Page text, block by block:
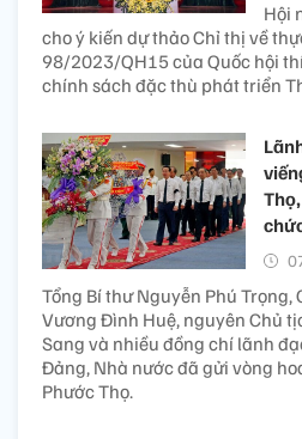
Hội
cho ý kiến dự thảo Chỉ thị về
98/2023/QH15 của Quốc hội
chính sách đặc thù phát triển
Tổng Bí thư Nguyễn Phú Trọng,
Vương Đình Huệ, nguyên Chủ
Sang và nhiều đồng chí lãnh
Đảng, Nhà nước đã gửi vòng
Phước Thọ.